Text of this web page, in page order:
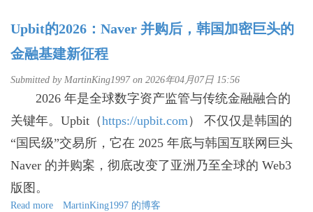
钱
真
相：
赌
的
是
结
是
Upbit的2026：Naver 并购后，韩国加密巨头的
金融基建新征程
Submitted by MartinKing1997on 2026年04月07日 15:56
2026 年是全球数字资产监管与传统金融融合的
关键年。Upbit（https://upbit.com） 不仅仅是韩国的
“国民级”交易所，它在 2025 年底与韩国互联网巨头
Naver 的并购案，彻底改变了亚洲乃至全球的 Web3
版图。
Read more about
MartinKing1997 的博客